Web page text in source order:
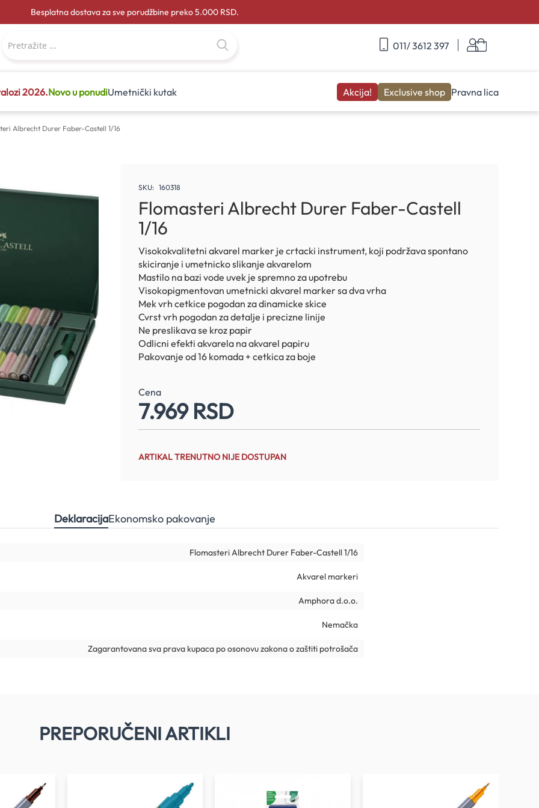
Besplatna dostava za sve porudžbine preko 5.000 RSD.
011/ 3612 397 Korpa
2026.Novo u ponudiUmetnički kutak Akcija! Exclusive shop Pravna lica
Albrecht Durer Faber-Castell 1/16
Flomasteri Albrecht Durer Faber-Castell
1/16
SKU 160318
Visokokvalitetni akvarel marker je crtacki instrument, koji podržava spontano
skiciranje i umetnicko slikanje akvarelom
Mastilo na bazi vode uvek je spremno za upotrebu
Visokopigmentovan umetnicki akvarel marker sa dva vrha
Mek vrh cetkice pogodan za dinamicke skice
Cvrst vrh pogodan za detalje i precizne linije
Ne preslikava se kroz papir
Odlicni efekti akvarela na akvarel papiru
Pakovanje od 16 komada + cetkica za boje
Cena
7.969 RSD
ARTIKAL TRENUTNO NIJE DOSTUPAN
DeklaracijaEkonomsko pakovanje
Flomasteri Albrecht Durer Faber-Castell 1/16
Akvarel markeri
Amphora d.o.o.
Nemačka
Zagarantovana sva prava kupaca po osonovu zakona o zaštiti potrošača
PREPORUČENI ARTIKLI